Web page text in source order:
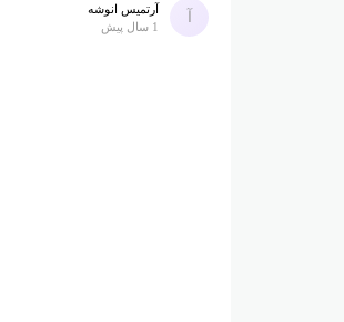
آرتمیس انوشه
1 سال پیش